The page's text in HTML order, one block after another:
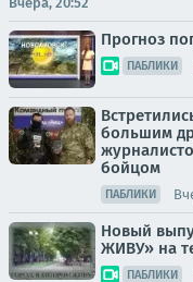
Прогноз
ПАБЛИКИ
большим
бойцом
ПАБЛИКИ
Новый
ЖИВУ» на
ПАБЛИКИ